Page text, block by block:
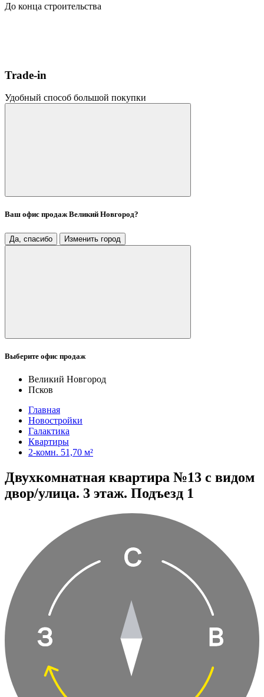
До конца строительства
Trade-in
Удобный способ большой покупки
Ваш офис продажВеликий Новгород?
Да, спасибо Изменить город
Выберите офис продаж
Великий Новгород
Псков
Главная
Новостройки
Галактика
Квартиры
2-комн. 51,70 м²
Двухкомнатная квартира №13 с видом
двор/улица. 3 этаж. Подъезд 1